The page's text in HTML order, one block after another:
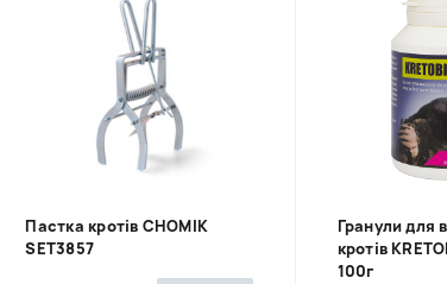
Пастка кротів CHOMIK
SET3857
Гранули для
кротів
100г